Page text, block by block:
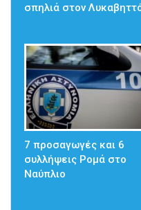
σπηλιά στον
7 προσαγωγές και 6
συλλήψεις Ρομά στο
Ναύπλιο